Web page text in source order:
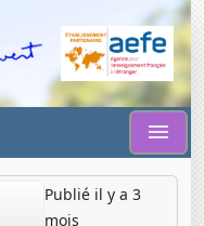
Publié il y a 3
mois